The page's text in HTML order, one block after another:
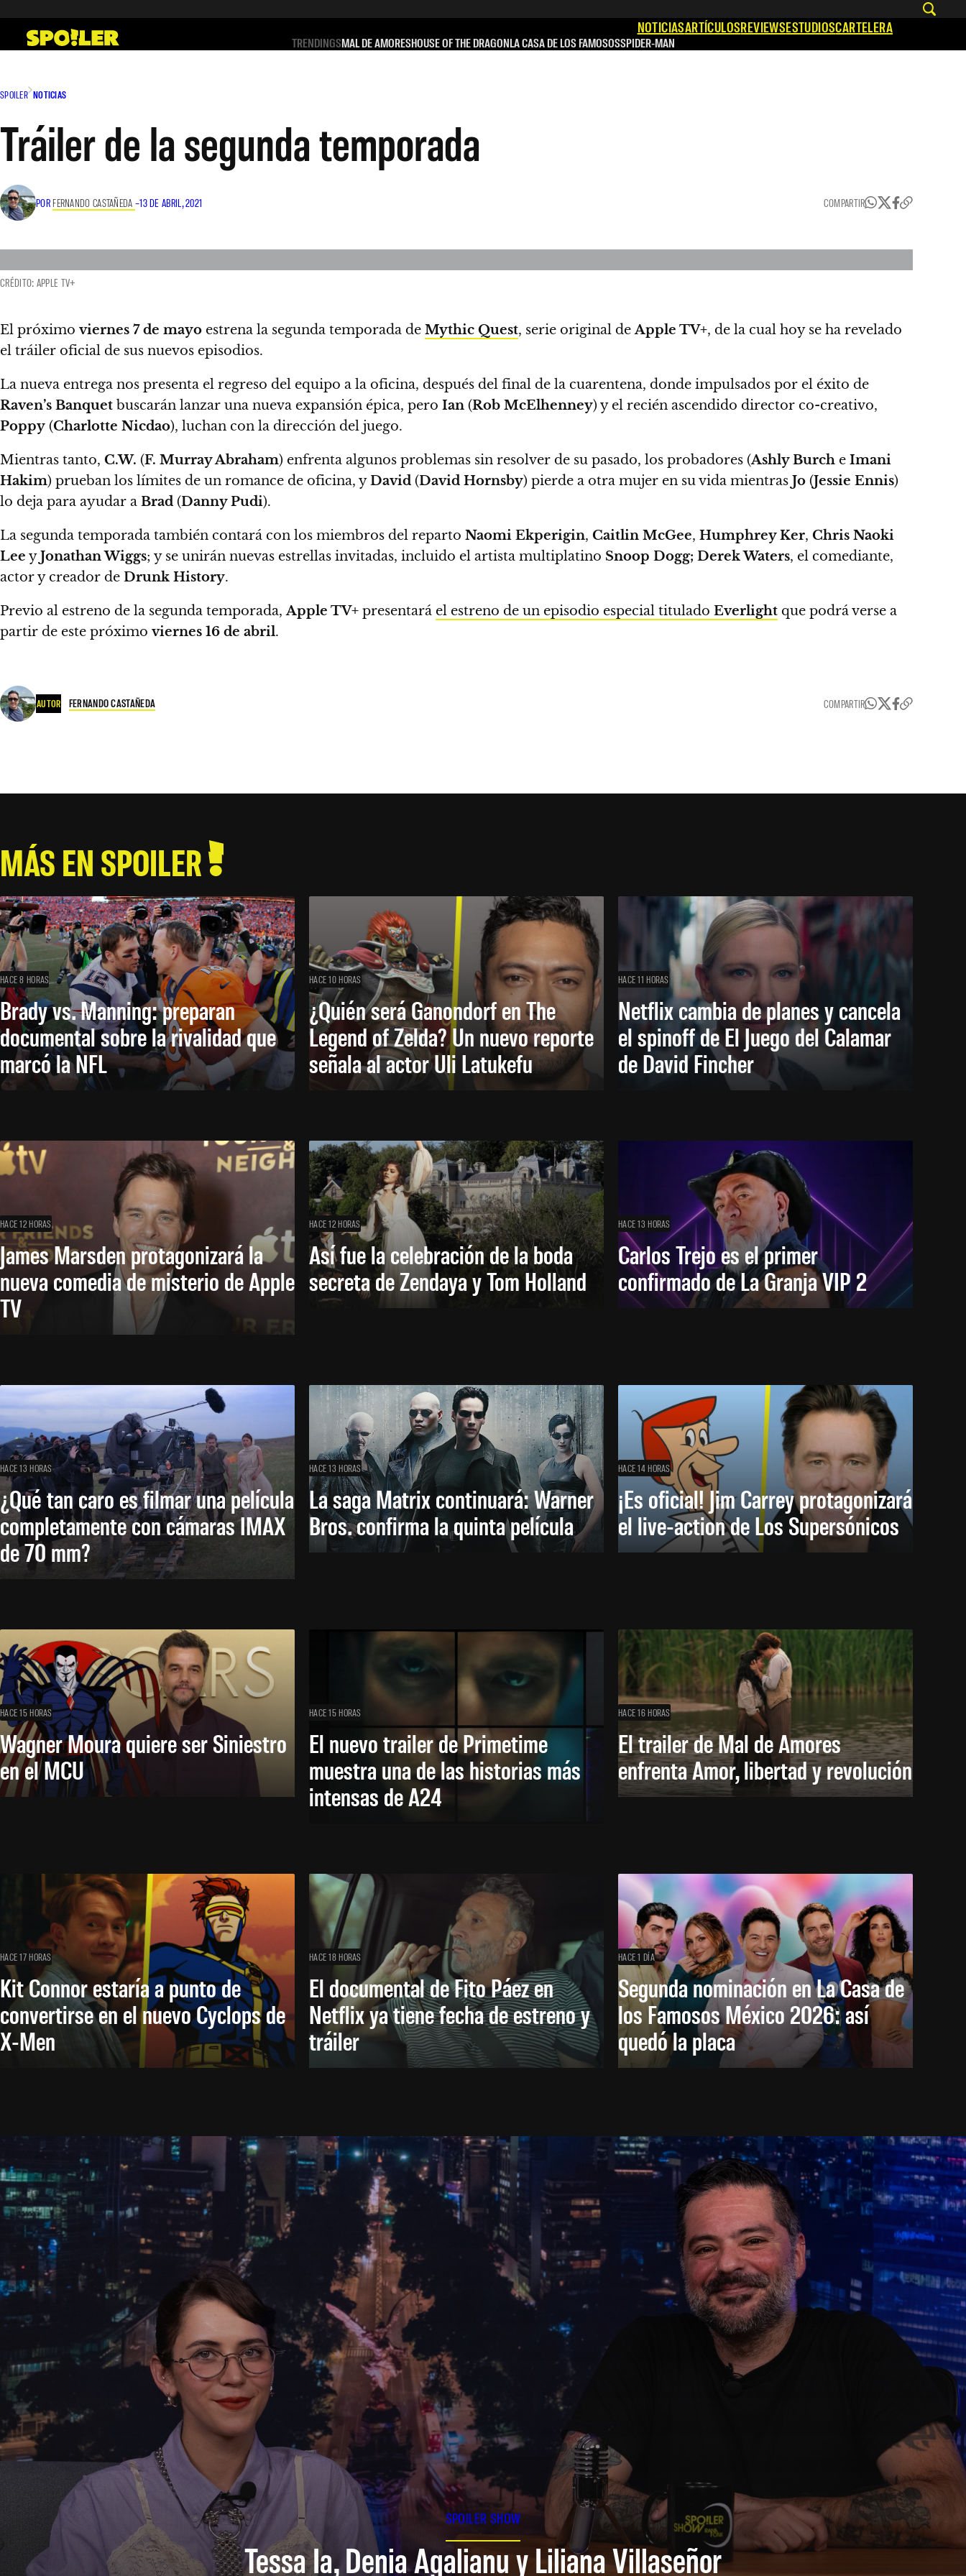
contenido
NOTICIASARTÍCULOSREVIEWSESTUDIOSCARTELERA
TRENDINGSMAL DE AMORESHOUSE OF THE DRAGONLA CASA DE LOS FAMOSOSSPIDER-MAN
SPOILER NOTICIAS
Tráiler de la segunda temporada
POR FERNANDO CASTAÑEDA –13 DE ABRIL, 2021 COMPARTIR
CRÉDITO: APPLE TV+
El próximo viernes 7 de mayo estrena la segunda temporada de Mythic Quest, serie original deApple TV+, de la cual hoy se ha revelado
el tráiler oficial de sus nuevos episodios.
La nueva entrega nos presenta el regreso del equipo a la oficina, después del final de la cuarentena, donde impulsados por el éxito de
Raven’s Banquet buscarán lanzar una nueva expansión épica, pero Ian (Rob McElhenney) y el recién ascendido director co-creativo,
Poppy (Charlotte Nicdao), luchan con la dirección del juego.
Mientras tanto, C.W. (F. Murray Abraham) enfrenta algunos problemas sin resolver de su pasado, los probadores (Ashly Burch e Imani
Hakim) prueban los límites de un romance de oficina, yDavid (David Hornsby) pierde a otra mujer en su vida mientras Jo (Jessie Ennis)
lo deja para ayudar a Brad (Danny Pudi).
La segunda temporada también contará con los miembros del reparto Naomi Ekperigin, Caitlin McGee, Humphrey Ker, Chris Naoki
Lee yJonathan Wiggs; y se unirán nuevas estrellas invitadas, incluido el artista multiplatino Snoop Dogg; Derek Waters, el comediante,
actor y creador de Drunk History.
Previo al estreno de la segunda temporada,Apple TV+ presentará el estreno de un episodio especial titulado Everlight que podrá verse a
partir de este próximo viernes 16 de abril.
AUTOR FERNANDO CASTAÑEDA COMPARTIR
MÁS EN SPOILER
HACE 8 HORAS
Brady vs. Manning: preparan
documental sobre la rivalidad que
marcó la NFL
HACE 10 HORAS
¿Quién será Ganondorf en The
Legend of Zelda? Un nuevo reporte
señala al actor Uli Latukefu
HACE 11 HORAS
Netflix cambia de planes y cancela
el spinoff de El Juego del Calamar
de David Fincher
HACE 12 HORAS
James Marsden protagonizará la
nueva comedia de misterio de Apple
TV
HACE 12 HORAS
Así fue la celebración de la boda
secreta de Zendaya y Tom Holland
HACE 13 HORAS
Carlos Trejo es el primer
confirmado de La Granja VIP 2
HACE 13 HORAS
¿Qué tan caro es filmar una película
completamente con cámaras IMAX
de 70 mm?
HACE 13 HORAS
La saga Matrix continuará: Warner
Bros. confirma la quinta película
HACE 14 HORAS
¡Es oficial! Jim Carrey protagonizará
el live-action de Los Supersónicos
HACE 15 HORAS
Wagner Moura quiere ser Siniestro
en el MCU
HACE 15 HORAS
El nuevo trailer de Primetime
muestra una de las historias más
intensas de A24
HACE 16 HORAS
El trailer de Mal de Amores
enfrenta Amor, libertad y revolución
HACE 17 HORAS
Kit Connor estaría a punto de
convertirse en el nuevo Cyclops de
X-Men
HACE 18 HORAS
El documental de Fito Páez en
Netflix ya tiene fecha de estreno y
tráiler
HACE 1 DÍA
Segunda nominación en La Casa de
los Famosos México 2026: así
quedó la placa
SPOILER SHOW
Tessa Ia, Denia Agalianu y Liliana Villaseñor